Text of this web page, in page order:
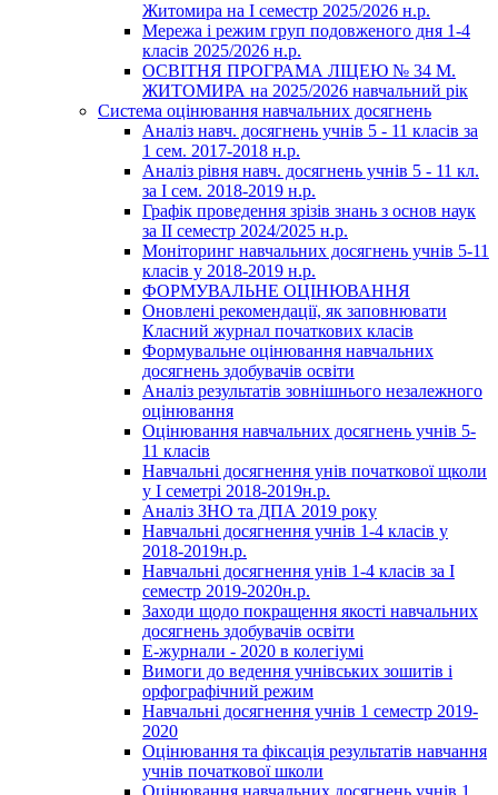
Житомира на І семестр 2025/2026 н.р.
Мережа і режим груп подовженого дня 1-4
класів 2025/2026 н.р.
ОСВІТНЯ ПРОГРАМА ЛІЦЕЮ № 34 М.
ЖИТОМИРА на 2025/2026 навчальний рік
Система оцінювання навчальних досягнень
Аналіз навч. досягнень учнів 5 - 11 класів за
1 сем. 2017-2018 н.р.
Аналіз рівня навч. досягнень учнів 5 - 11 кл.
за І сем. 2018-2019 н.р.
Графік проведення зрізів знань з основ наук
за ІІ семестр 2024/2025 н.р.
Моніторинг навчальних досягнень учнів 5-11
класів у 2018-2019 н.р.
ФОРМУВАЛЬНЕ ОЦІНЮВАННЯ
Оновлені рекомендації, як заповнювати
Класний журнал початкових класів
Формувальне оцінювання навчальних
досягнень здобувачів освіти
Аналіз результатів зовнішнього незалежного
оцінювання
Оцінювання навчальних досягнень учнів 5-
11 класів
Навчальні досягнення унів початкової щколи
у І семетрі 2018-2019н.р.
Аналіз ЗНО та ДПА 2019 року
Навчальні досягнення учнів 1-4 класів у
2018-2019н.р.
Навчальні досягнення унів 1-4 класів за І
семестр 2019-2020н.р.
Заходи щодо покращення якості навчальних
досягнень здобувачів освіти
Е-журнали - 2020 в колегіумі
Вимоги до ведення учнівських зошитів і
орфографічний режим
Навчальні досягнення учнів 1 семестр 2019-
2020
Оцінювання та фіксація результатів навчання
учнів початкової школи